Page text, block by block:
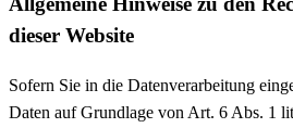
dieser Website
Sofern Sie in die Datenverarbeitung
Daten auf Grundlage von Art. 6 Abs. 1